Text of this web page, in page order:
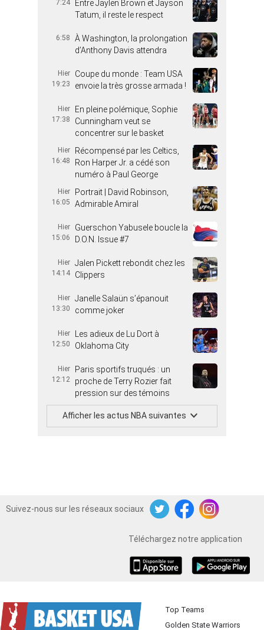
7:24
Entre Jaylen Brown et Jayson
Tatum, il reste le respect
6:58
À Washington, la prolongation
d’Anthony Davis attendra
Hier
19:23
Coupe du monde : Team USA
envoie la très grosse armada !
Hier
17:38
En pleine polémique, Sophie
Cunningham veut se
concentrer sur le basket
Hier
16:48
Récompensé par les Celtics,
Ron Harper Jr. a cédé son
numéro à Paul George
Hier
16:05
Portrait | David Robinson,
Admirable Amiral
Hier
15:06
Guerschon Yabusele boucle la
D.O.N. Issue #7
Hier
14:14
Jalen Pickett rebondit chez les
Clippers
Hier
13:30
Janelle Salaün s’épanouit
comme joker
Hier
12:50
Les adieux de Lu Dort à
Oklahoma City
Hier
12:12
Paris sportifs truqués : un
proche de Terry Rozier fait
pression sur des témoins
Afficher les actus NBA suivantes
Suivez-nous sur les réseaux sociaux
TwitterFacebookInstagram
Téléchargez notre application
Top Teams
Golden State Warriors